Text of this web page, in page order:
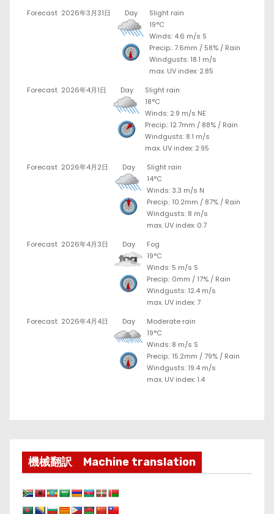
Forecast 2026年3月31日 Day
Slight rain
19°C
Winds: 4.6 m/s S
Precip.:7.6mm / 58% / Rain
Windgusts: 18.1 m/s
max. UV index: 2.85
Forecast 2026年4月1日 Day
Slight rain
18°C
Winds: 2.9 m/s NE
Precip.: 12.7mm / 88% / Rain
Windgusts: 8.1 m/s
max. UV index: 2.95
Forecast 2026年4月2日 Day
Slight rain
14°C
Winds: 3.3 m/s N
Precip.: 10.2mm / 87% / Rain
Windgusts: 8 m/s
max. UV index: 0.7
Forecast 2026年4月3日 Day
Fog
19°C
Winds: 5 m/s S
Precip.: 0mm / 17% / Rain
Windgusts: 12.4 m/s
max. UV index: 7
Forecast 2026年4月4日 Day
Moderate rain
19°C
Winds: 8 m/s S
Precip.: 15.2mm /79% / Rain
Windgusts: 19.4 m/s
max. UV index: 1.4
機械翻訳 Machine translation